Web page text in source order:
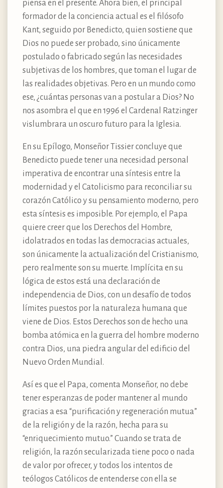
piensa en el presente. Ahora bien, el principal
formador de la conciencia actual es el filósofo
Kant, seguido por Benedicto, quien sostiene que
Dios no puede ser probado, sino únicamente
postulado o fabricado según las necesidades
subjetivas de los hombres, que toman el lugar de
las realidades objetivas. Pero en un mundo como
ese, ¿cuántas personas van a postular a Dios? No
nos asombra el que en 1996 el Cardenal Ratzinger
vislumbrara un oscuro futuro para la Iglesia.
En su Epílogo, Monseñor Tissier concluye que
Benedicto puede tener una necesidad personal
imperativa de encontrar una síntesis entre la
modernidad y el Catolicismo para reconciliar su
corazón Católico y su pensamiento moderno, pero
esta síntesis es imposible. Por ejemplo, el Papa
quiere creer que los Derechos del Hombre,
idolatrados en todas las democracias actuales,
son únicamente la actualización del Cristianismo,
pero realmente son su muerte. Implícita en su
lógica de estos está una declaración de
independencia de Dios, con un desafío de todos
límites puestos por la naturaleza humana que
viene de Dios. Estos Derechos son de hecho una
bomba atómica en la guerra del hombre moderno
contra Dios, una piedra angular del edificio del
Nuevo Orden Mundial.
Así es que el Papa, comenta Monseñor, no debe
tener esperanzas de poder mantener al mundo
gracias a esa “purificación y regeneración mutua”
de la religión y de la razón, hecha para su
“enriquecimiento mutuo.” Cuando se trata de
religión, la razón secularizada tiene poco o nada
de valor por ofrecer, y todos los intentos de
teólogos Católicos de entenderse con ella se